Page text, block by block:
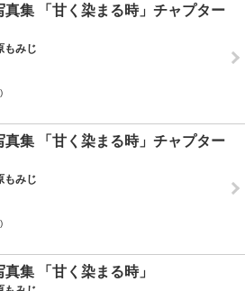
真集 「甘く染まる時」チャプター
もみじ
真集 「甘く染まる時」チャプター
もみじ
集 「甘く染まる時」